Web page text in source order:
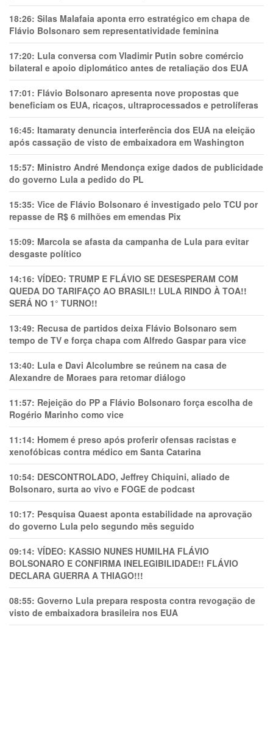
18:26: Silas Malafaia aponta erro estratégico em chapa de
Flávio Bolsonaro sem representatividade feminina
17:20: Lula conversa com Vladimir Putin sobre comércio
bilateral e apoio diplomático antes de retaliação dos EUA
17:01: Flávio Bolsonaro apresenta nove propostas que
beneficiam os EUA, ricaços, ultraprocessados e petrolíferas
16:45: Itamaraty denuncia interferência dos EUA na eleição
após cassação de visto de embaixadora em Washington
15:57: Ministro André Mendonça exige dados de publicidade
do governo Lula a pedido do PL
15:35: Vice de Flávio Bolsonaro é investigado pelo TCU por
repasse de R$ 6 milhões em emendas Pix
15:09: Marcola se afasta da campanha de Lula para evitar
desgaste político
14:16: VÍDEO: TRUMP E FLÁVIO SE DESESPERAM COM
QUEDA DO TARIFAÇO AO BRASIL!! LULA RINDO À TOA!!
SERÁ NO 1° TURNO!!
13:49: Recusa de partidos deixa Flávio Bolsonaro sem
tempo de TV e força chapa com Alfredo Gaspar para vice
13:40: Lula e Davi Alcolumbre se reúnem na casa de
Alexandre de Moraes para retomar diálogo
11:57: Rejeição do PP a Flávio Bolsonaro força escolha de
Rogério Marinho como vice
11:14: Homem é preso após proferir ofensas racistas e
xenofóbicas contra médico em Santa Catarina
10:54: DESCONTROLADO, Jeffrey Chiquini, aliado de
Bolsonaro, surta ao vivo e FOGE de podcast
10:17: Pesquisa Quaest aponta estabilidade na aprovação
do governo Lula pelo segundo mês seguido
09:14: VÍDEO: KASSIO NUNES HUMlLHA FLÁVIO
BOLSONARO E CONFIRMA INELEGIBILIDADE!! FLÁVIO
DECLARA GUERRA A THIAGO!!!
08:55: Governo Lula prepara resposta contra revogação de
visto de embaixadora brasileira nos EUA